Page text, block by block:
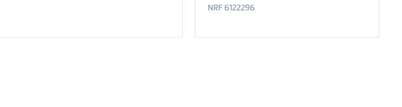
NRF 6122296